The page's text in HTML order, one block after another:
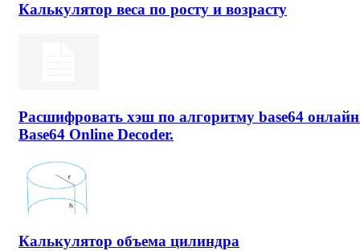
Калькулятор веса по росту и возрасту
Расшифровать хэш по алгоритму base64
Base64 Online Decoder.
Калькулятор объема цилиндра